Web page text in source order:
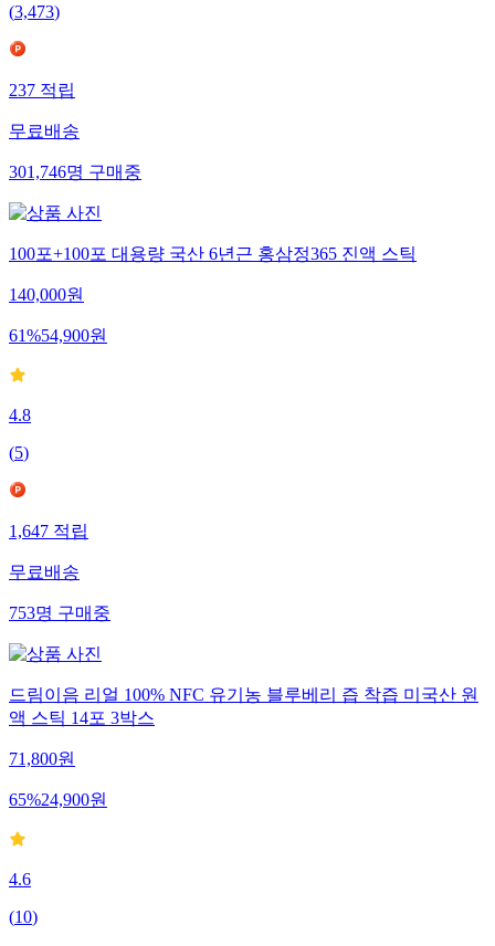
(3,473)
237적립
무료배송
301,746명구매중
100포+100포 대용량 국산 6년근 홍삼정365 진액 스틱
140,000원
61%54,900원
4.8
(5)
1,647적립
무료배송
753명구매중
드림이음 리얼 100% NFC 유기농 블루베리 즙 착즙 미국산 원
액 스틱 14포 3박스
71,800원
65%24,900원
4.6
(10)